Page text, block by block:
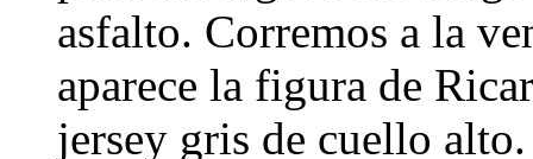
asfalto. Corremos a la
aparece la figura de
jersey gris de cuello